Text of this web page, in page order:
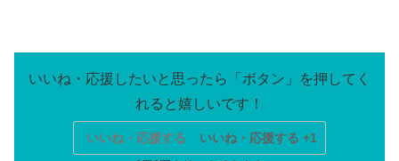
いいね・応援する いいね・応援する +1